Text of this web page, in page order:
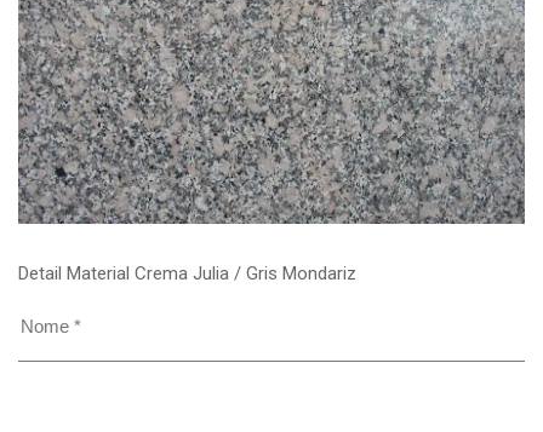
Detail Material Crema Julia / Gris Mondariz